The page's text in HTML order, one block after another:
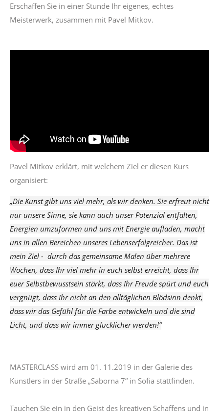
Erschaffen Sie in einer Stunde Ihr eigenes, echtes
Meisterwerk, zusammen mit Pavel Mitkov.
Pavel Mitkov erklärt, mit welchem Ziel er diesen Kurs
organisiert:
„Die Kunst gibt uns viel mehr, als wir denken. Sie erfreut nicht
nur unsere Sinne, sie kann auch unser Potenzial entfalten,
Energien umzuformen und uns mit Energie aufladen, macht
uns in allen Bereichen unseres Lebenserfolgreicher. Das ist
mein Ziel - durch das gemeinsame Malen über mehrere
Wochen, dass Ihr viel mehr in euch selbst erreicht, dass Ihr
euer Selbstbewusstsein stärkt, dass Ihr Freude spürt und euch
vergnügt, dass Ihr nicht an den alltäglichen Blödsinn denkt,
dass wir das Gefühl für die Farbe entwickeln und die sind
Licht, und dass wir immer glücklicher werden!“
MASTERCLASS wird am 01. 11.2019 in der Galerie des
Künstlers in der Straße „Saborna 7“ in Sofia stattfinden.
Tauchen Sie ein in den Geist des kreativen Schaffens und in